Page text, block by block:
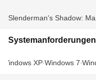
Slenderman's Shadow:
Systemanforderungen
Windows XP Windows 7